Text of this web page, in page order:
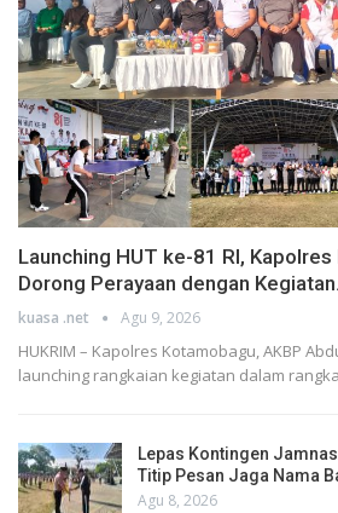
Launching HUT ke-81 RI,
Dorong Perayaan dengan
kuasa .net Agu 9, 2026
HUKRIM – Kapolres Kotamobagu, AKBP
launching rangkaian kegiatan dalam
Lepas Kontingen
Titip Pesan Jaga Nama
Agu 8, 2026